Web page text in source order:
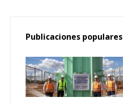
Publicaciones populares